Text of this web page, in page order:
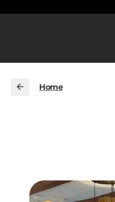
Home